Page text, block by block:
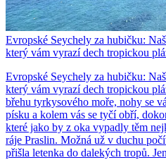
Evropské Seychely za hubičku:
který vám vyrazí dech tropickou
Evropské Seychely za hubičku:
který vám vyrazí dech tropickou
břehu tyrkysového moře, nohy se
písku a kolem vás se tyčí obří,
které jako by z oka vypadly těm
ráje Praslin. Možná už v duchu
přišla letenka do dalekých tropů.